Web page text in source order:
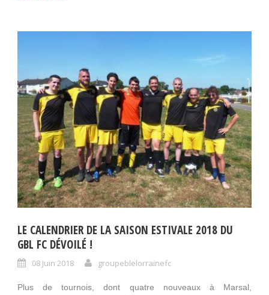
LE CALENDRIER DE LA SAISON ESTIVALE 2018 DU
GBL FC DÉVOILÉ !
08 Juin 2018 groupeblelorrainefc
Plus de tournois, dont quatre nouveaux à Marsal,